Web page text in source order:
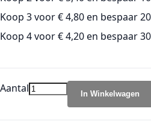
Koop 3 voor € 4,80 en bespaar 20
Koop 4 voor € 4,20 en bespaar 30
Aantal In Winkelwagen